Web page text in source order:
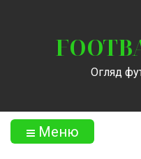
Огляд
Меню